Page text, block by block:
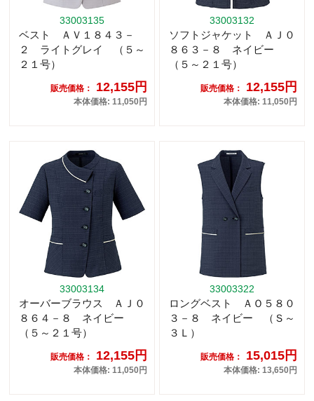
33003135
ベスト ＡＶ１８４３－
２ ライトグレイ （５～
２１号）
販売価格： 12,155円
本体価格: 11,050円
33003132
ソフトジャケット ＡＪ０
８６３－８ ネイビー
（５～２１号）
販売価格： 12,155円
本体価格: 11,050円
33003134
オーバーブラウス ＡＪ０
８６４－８ ネイビー
（５～２１号）
販売価格： 12,155円
本体価格: 11,050円
33003322
ロングベスト ＡＯ５８０
３－８ ネイビー （Ｓ～
３Ｌ）
販売価格： 15,015円
本体価格: 13,650円